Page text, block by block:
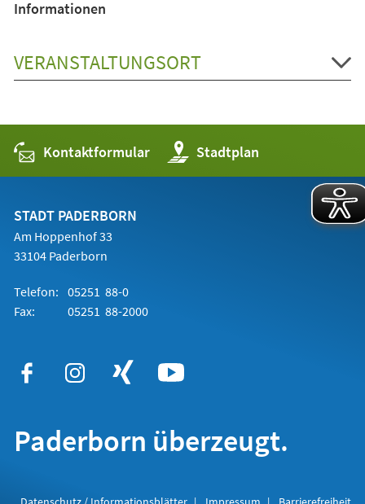
Informationen
VERANSTALTUNGSORT
Kontaktformular Stadtplan
(Öffnet
in
einem
STADT PADERBORN
Am Hoppenhof 33
33104 Paderborn
Telefon: 05251 88-0
Fax:
05251 88-2000
Paderborn überzeugt.